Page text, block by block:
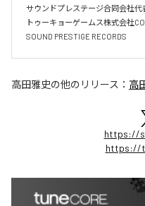
サウンドプレステージ合同会社代
トゥーキョーゲームス株式会社
SOUND PRESTIGE RECORDS
高田雅史の他のリリース： 高
https://
https://